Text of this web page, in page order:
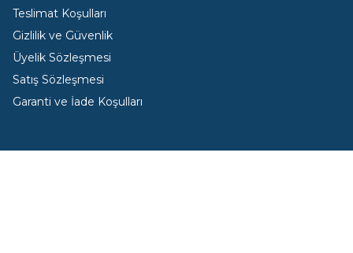
Teslimat Koşulları
Gizlilik ve Güvenlik
Üyelik Sözleşmesi
Satış Sözleşmesi
Garanti ve İade Koşulları